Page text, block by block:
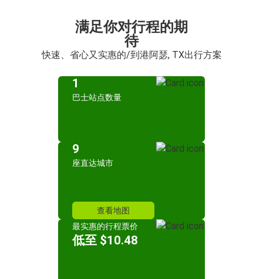
满足你对行程的期
待
快速、省心又实惠的/到港阿瑟, TX出行方案
1
巴士站点数量
9
座直达城市
查看地图
最实惠的行程票价
低至 $10.48